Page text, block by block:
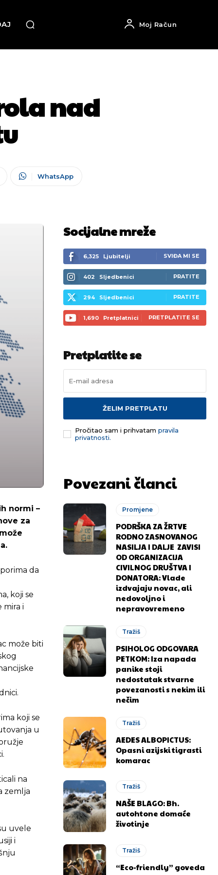
Moj Račun
nad
WhatsApp
normi –
za
da
koji se
mira i
može biti
koji se
u
na
zemlja
uvele
i
Socijalne mreže
6,325 Ljubitelji SVIĐA MI SE
402 Sljedbenici PRATITE
294 Sljedbenici PRATITE
1,690 Pretplatnici PRETPLATITE SE
Pretplatite se
ŽELIM PRETPLATU
Pročitao sam i prihvatam pravila
privatnosti.
Povezani članci
Promjene
PODRŠKA ZA ŽRTVE
RODNO ZASNOVANOG
NASILJA I DALJE ZAVISI
OD ORGANIZACIJA
CIVILNOG DRUŠTVA I
DONATORA: Vlade
izdvajaju novac, ali
nedovoljno i
nepravovremeno
Tražiš
PSIHOLOG ODGOVARA
PETKOM: Iza napada
panike stoji
nedostatak stvarne
povezanosti s nekim ili
nečim
Tražiš
AEDES ALBOPICTUS:
Opasni azijski tigrasti
komarac
Tražiš
NAŠE BLAGO: Bh.
autohtone domaće
životinje
Tražiš
“Eco-friendly” goveda